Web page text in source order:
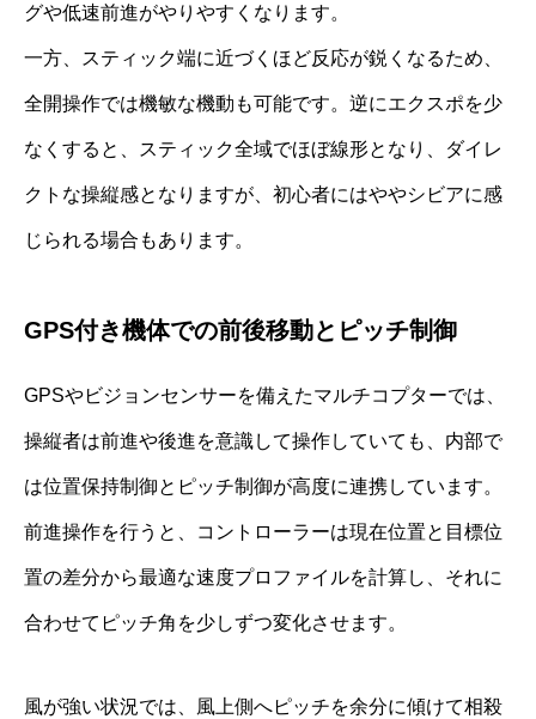
グや低速前進がやりやすくなります。
一方、スティック端に近づくほど反応が鋭くなるため、
全開操作では機敏な機動も可能です。逆にエクスポを少
なくすると、スティック全域でほぼ線形となり、ダイレ
クトな操縦感となりますが、初心者にはややシビアに感
じられる場合もあります。
GPS付き機体での前後移動とピッチ制御
GPSやビジョンセンサーを備えたマルチコプターでは、
操縦者は前進や後進を意識して操作していても、内部で
は位置保持制御とピッチ制御が高度に連携しています。
前進操作を行うと、コントローラーは現在位置と目標位
置の差分から最適な速度プロファイルを計算し、それに
合わせてピッチ角を少しずつ変化させます。
風が強い状況では、風上側へピッチを余分に傾けて相殺